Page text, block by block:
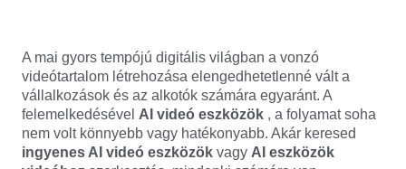
Zajcsökkentés
Legjobb választások
Sablontrendek és tippek
Több
A CapCut megnyitása
A mai gyors tempójú digitális világban a vonzó
videótartalom létrehozása elengedhetetlenné vált a
vállalkozások és az alkotók számára egyaránt. A
felemelkedésével AI videó eszközök , a folyamat soha
nem volt könnyebb vagy hatékonyabb. Akár keresed
ingyenes AI videó eszközök vagy AI eszközök